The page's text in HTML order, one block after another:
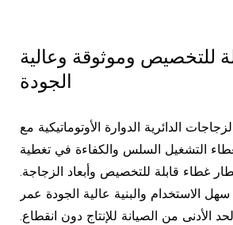
للتخصيص وموثوقة وعالية
الدائرية الدوارة الأوتوماتيكية مع
التشغيل السلس والكفاءة في تغطية
غطاء قابلة للتخصيص وأبعاد الزجاجة.
الاستخدام والبنية عالية الجودة عمر
الأدنى من الصيانة للإنتاج دون انقطاع.